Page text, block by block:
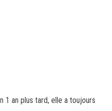
1 an plus tard, elle a toujours